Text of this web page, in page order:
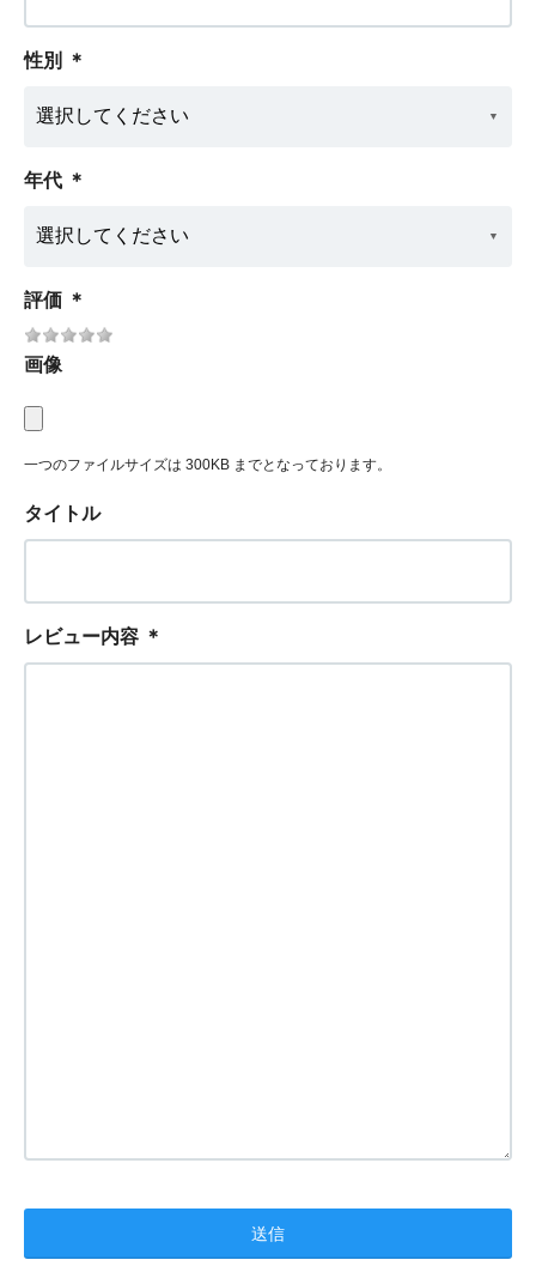
性別 ＊
年代 ＊
評価 ＊
画像
一つのファイルサイズは 300KB までとなっております。
タイトル
レビュー内容 ＊